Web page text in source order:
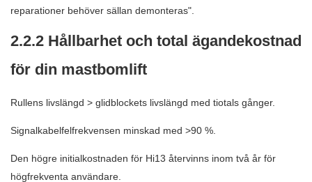
reparationer behöver sällan demonteras".
2.2.2 Hållbarhet och total ägandekostnad
för din mastbomlift
Rullens livslängd > glidblockets livslängd med tiotals gånger.
Signalkabelfelfrekvensen minskad med >90 %.
Den högre initialkostnaden för Hi13 återvinns inom två år för
högfrekventa användare.